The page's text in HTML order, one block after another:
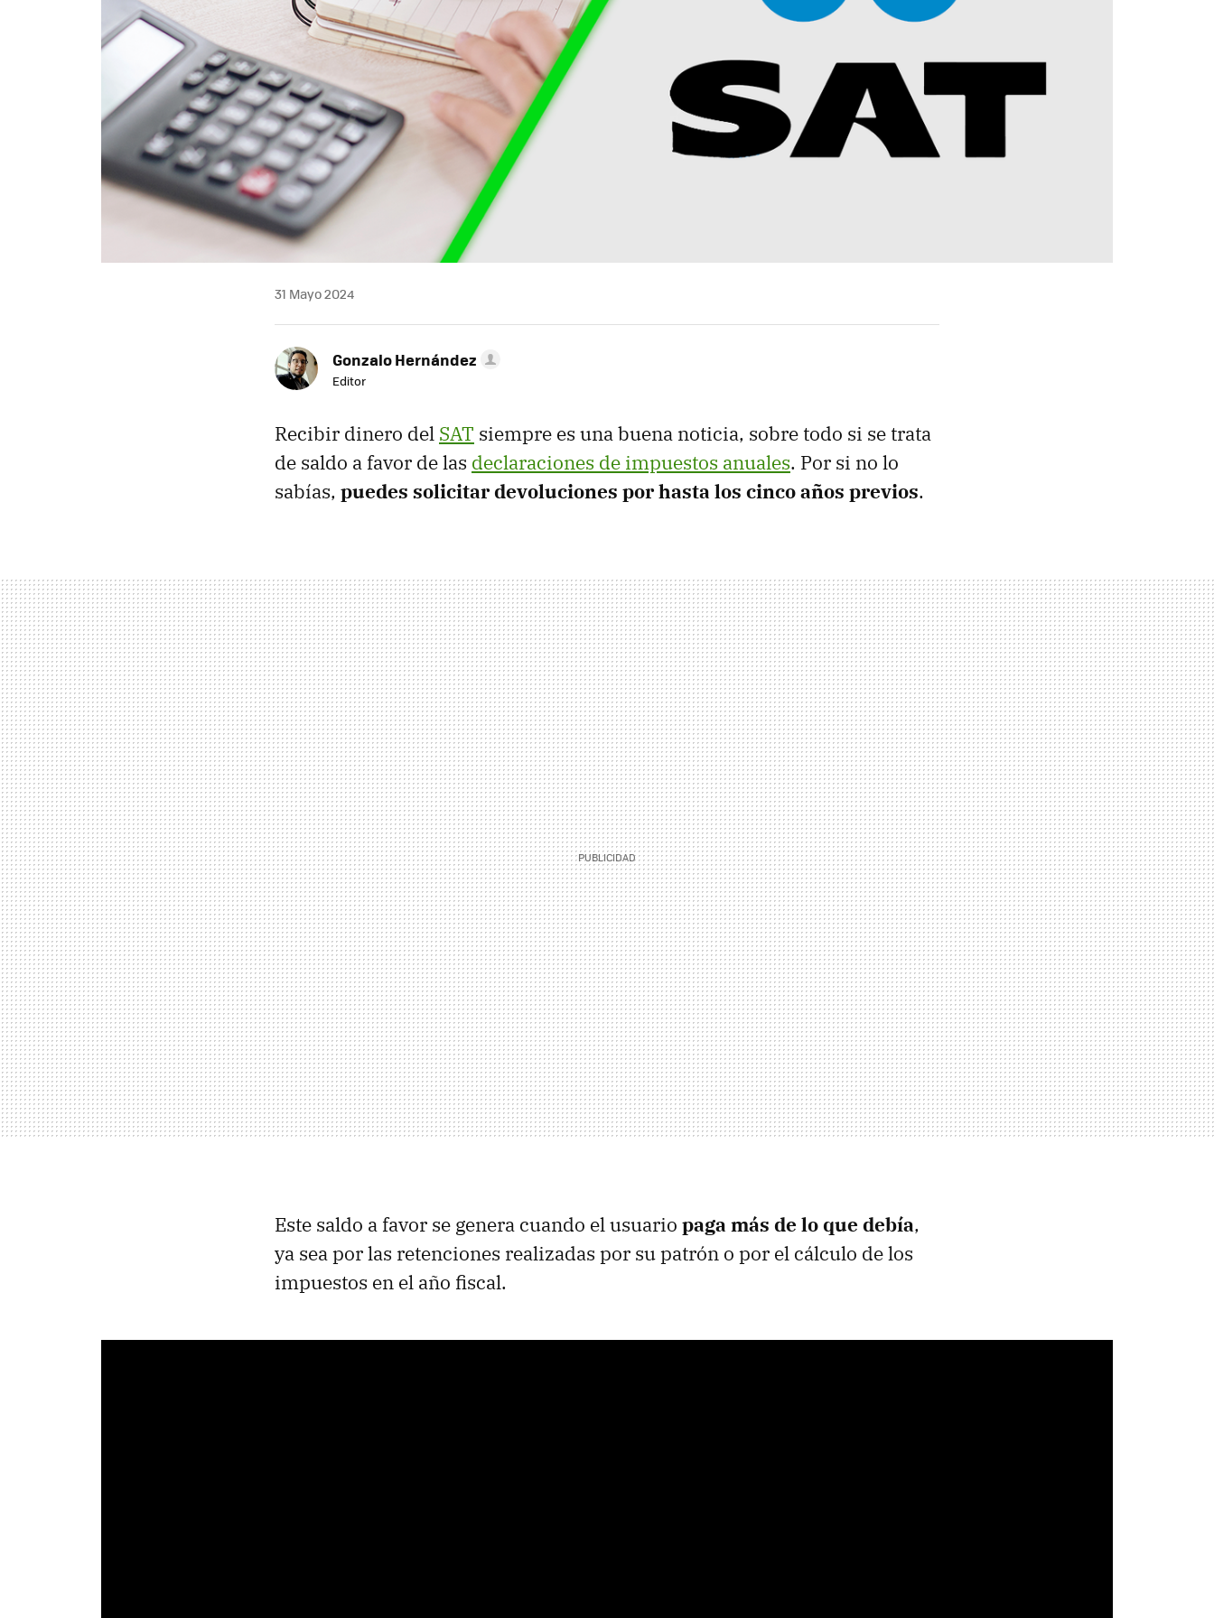
31 Mayo 2024
Gonzalo Hernández
Editor
Recibir dinero del SAT siempre es una buena noticia, sobre todo si se trata
de saldo a favor de las declaraciones de impuestos anuales. Por si no lo
sabías, puedes solicitar devoluciones por hasta los cinco años previos.
Este saldo a favor se genera cuando el usuario paga más de lo que debía,
ya sea por las retenciones realizadas por su patrón o por el cálculo de los
impuestos en el año fiscal.